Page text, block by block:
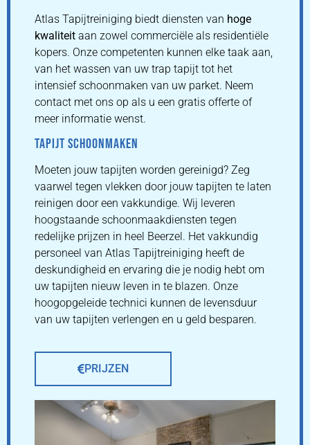
Atlas Tapijtreiniging biedt diensten van hoge
kwaliteit aan zowel commerciële als residentiële
kopers. Onze competenten kunnen elke taak aan,
van het wassen van uw trap tapijt tot het
intensief schoonmaken van uw parket. Neem
contact met ons op als u een gratis offerte of
meer informatie wenst.
TAPIJT SCHOONMAKEN
Moeten jouw tapijten worden gereinigd? Zeg
vaarwel tegen vlekken door jouw tapijten te laten
reinigen door een vakkundige. Wij leveren
hoogstaande schoonmaakdiensten tegen
redelijke prijzen in heel Beerzel. Het vakkundig
personeel van Atlas Tapijtreiniging heeft de
deskundigheid en ervaring die je nodig hebt om
uw tapijten nieuw leven in te blazen. Onze
hoogopgeleide technici kunnen de levensduur
van uw tapijten verlengen en u geld besparen.
PRIJZEN